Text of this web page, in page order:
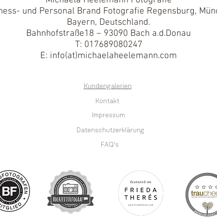
und Personal Brand Fotografie Regensburg,
Bayern, Deutschland.
Bahnhofstraße18 – 93090 Bach a.d.Donau
T: 017689080247
E: info(at)michaelaheelemann.com
Kundengalerien
Kontakt
Impressum
Datenschutzerklärung
FAQ's